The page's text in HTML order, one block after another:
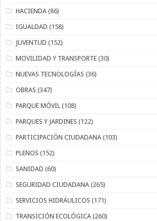
HACIENDA (86)
IGUALDAD (158)
JUVENTUD (152)
MOVILIDAD Y TRANSPORTE (30)
NUEVAS TECNOLOGÍAS (36)
OBRAS (347)
PARQUE MÓVIL (108)
PARQUES Y JARDINES (122)
PARTICIPACIÓN CIUDADANA (103)
PLENOS (152)
SANIDAD (60)
SEGURIDAD CIUDADANA (265)
SERVICIOS HIDRÁULICOS (171)
TRANSICIÓN ECOLÓGICA (260)